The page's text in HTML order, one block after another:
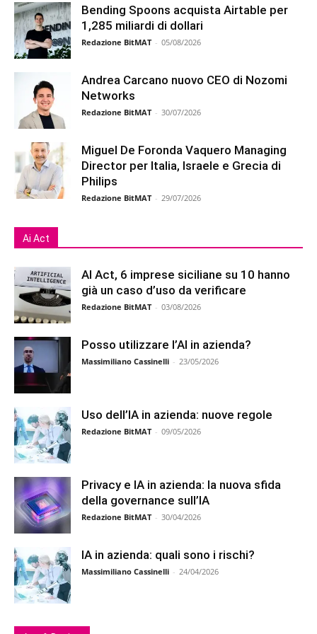
Bending Spoons acquista Airtable per
1,285 miliardi di dollari
Redazione BitMAT - 05/08/2026
Andrea Carcano nuovo CEO di Nozomi
Networks
Redazione BitMAT - 30/07/2026
Miguel De Foronda Vaquero Managing
Director per Italia, Israele e Grecia di
Philips
Redazione BitMAT - 29/07/2026
Ai Act
AI Act, 6 imprese siciliane su 10 hanno
già un caso d’uso da verificare
Redazione BitMAT - 03/08/2026
Posso utilizzare l’AI in azienda?
Massimiliano Cassinelli - 23/05/2026
Uso dell’IA in azienda: nuove regole
Redazione BitMAT - 09/05/2026
Privacy e IA in azienda: la nuova sfida
della governance sull’IA
Redazione BitMAT - 30/04/2026
IA in azienda: quali sono i rischi?
Massimiliano Cassinelli - 24/04/2026